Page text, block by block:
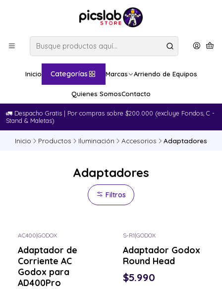
Inicio Categorías Marcas Arriendo de Equipos
Quienes SomosContacto
🚛​ Despacho Gratis | Por compras sobre $200.000 (excluye Fondos, C -
Stand & Maletas)
Inicio Productos Iluminación Accesorios Adaptadores
Adaptadores
Filtros
AC400|GODOX
Adaptador de
Corriente AC
Godox para
AD400Pro
S-R1|GODOX
Adaptador Godox
Round Head
$5.990